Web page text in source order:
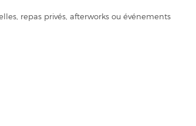
repas privés, afterworks ou événements